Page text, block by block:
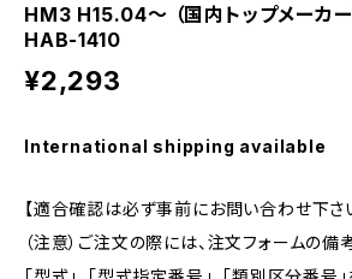
HM3 H15.04～ （国内トップメーカー
HAB-1410
¥2,293
International shipping available
【適合確認は必ず事前にお問い合わせ下さい
（注意）ご注文の際には、注文フォームの備